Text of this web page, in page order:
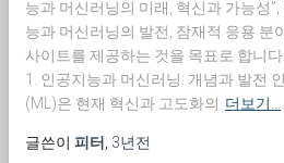
능과 머신러닝의 미래, 혁신과 가능성
능과 머신러닝의 발전, 잠재적 응용 분
사이트를 제공하는 것을 목표로 합니
1. 인공지능과 머신러닝: 개념과 발전
(ML)은 현재 혁신과 고도화의 더보기…
글쓴이 피터 , 3년전